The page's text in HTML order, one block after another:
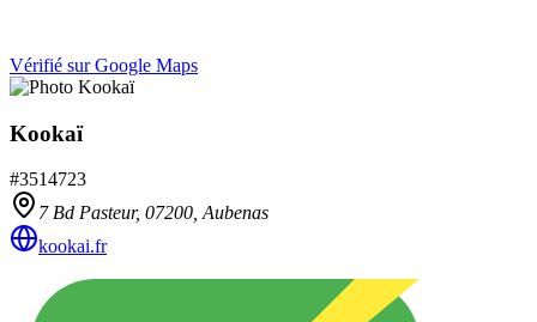
Vérifié sur Google Maps
Kookaï
#3514723
7 Bd Pasteur, 07200 Aubenas
kookai.fr